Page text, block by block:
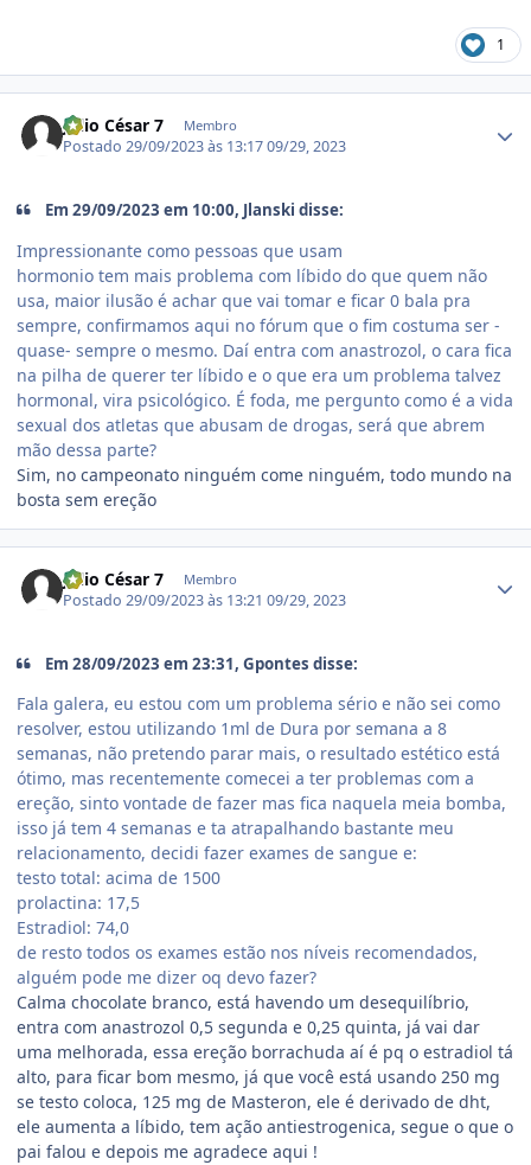
1
Júlio César 7 Membro
Postado29/09/2023 às 13:1709/29, 2023
Em 29/09/2023 em 10:00, Jlanski disse:
Impressionante como pessoas que usam
hormonio tem mais problema com líbido do que quem não
usa, maior ilusão é achar que vai tomar e ficar 0 bala pra
sempre, confirmamos aqui no fórum que o fim costuma ser -
quase- sempre o mesmo. Daí entra com anastrozol, o cara fica
na pilha de querer ter líbido e o que era um problema talvez
hormonal, vira psicológico. É foda, me pergunto como é a vida
sexual dos atletas que abusam de drogas, será que abrem
mão dessa parte?
Sim, no campeonato ninguém come ninguém, todo mundo na
bosta sem ereção
Júlio César 7 Membro
Postado29/09/2023 às 13:2109/29, 2023
Em 28/09/2023 em 23:31, Gpontes disse:
Fala galera, eu estou com um problema sério e não sei como
resolver, estou utilizando 1ml de Dura por semana a 8
semanas, não pretendo parar mais, o resultado estético está
ótimo, mas recentemente comecei a ter problemas com a
ereção, sinto vontade de fazer mas fica naquela meia bomba,
isso já tem 4 semanas e ta atrapalhando bastante meu
relacionamento, decidi fazer exames de sangue e:
testo total: acima de 1500
prolactina: 17,5
Estradiol: 74,0
de resto todos os exames estão nos níveis recomendados,
alguém pode me dizer oq devo fazer?
Calma chocolate branco, está havendo um desequilíbrio,
entra com anastrozol 0,5 segunda e 0,25 quinta, já vai dar
uma melhorada, essa ereção borrachuda aí é pq o estradiol tá
alto, para ficar bom mesmo, já que você está usando 250 mg
se testo coloca, 125 mg de Masteron, ele é derivado de dht,
ele aumenta a líbido, tem ação antiestrogenica, segue o que o
pai falou e depois me agradece aqui !